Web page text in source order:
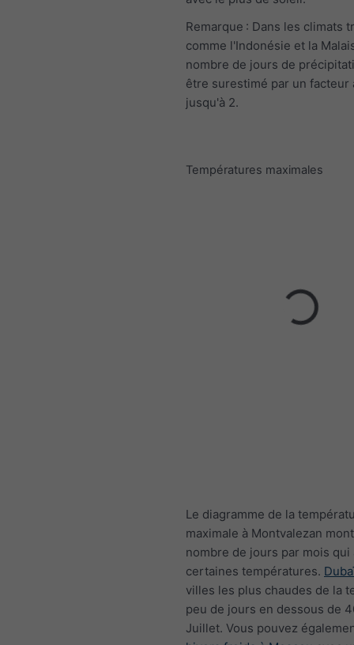
Remarque : Dans les climats
comme l'Indonésie et la
nombre de jours de
être surestimé par un facteur
jusqu'à 2.
Températures maximales
Le diagramme de la
maximale à Montvalezan
nombre de jours par mois
certaines températures.
villes les plus chaudes de la
peu de jours en dessous de
Juillet. Vous pouvez